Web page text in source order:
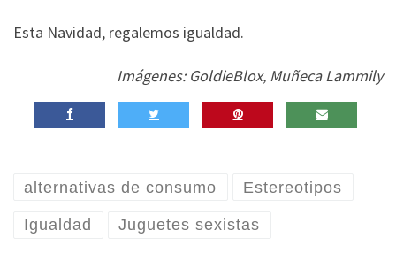
Esta Navidad, regalemos igualdad.
Imágenes: GoldieBlox, Muñeca Lammily
alternativas de consumo Estereotipos
Igualdad Juguetes sexistas